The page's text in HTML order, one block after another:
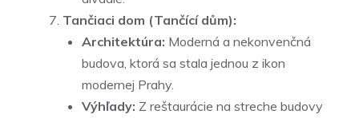
Tančiaci dom (Tančící dům):
Architektúra: Moderná a nekonvenčná
budova, ktorá sa stala jednou z ikon
modernej Prahy.
Výhľady: Z reštaurácie na streche budovy